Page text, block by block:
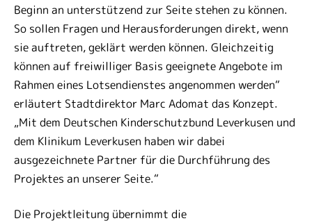
Beginn an unterstützend zur Seite stehen zu können.
So sollen Fragen und Herausforderungen direkt, wenn
sie auftreten, geklärt werden können. Gleichzeitig
können auf freiwilliger Basis geeignete Angebote im
Rahmen eines Lotsendienstes angenommen werden“
erläutert Stadtdirektor Marc Adomat das Konzept.
„Mit dem Deutschen Kinderschutzbund Leverkusen und
dem Klinikum Leverkusen haben wir dabei
ausgezeichnete Partner für die Durchführung des
Projektes an unserer Seite.“
Die Projektleitung übernimmt die